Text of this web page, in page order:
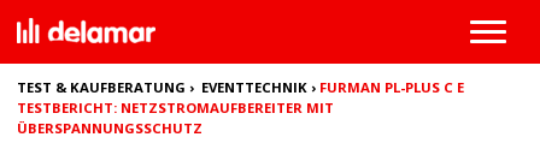
TEST & KAUFBERATUNG › EVENTTECHNIK › FURMAN PL-PLUS C E
TESTBERICHT: NETZSTROMAUFBEREITER MIT
ÜBERSPANNUNGSSCHUTZ